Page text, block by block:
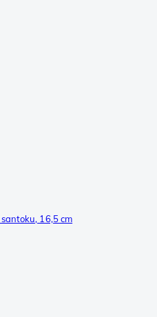
16,5 cm